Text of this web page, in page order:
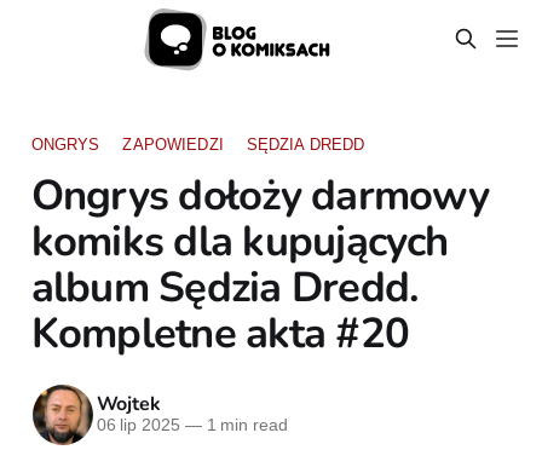
ONGRYS ZAPOWIEDZI SĘDZIA DREDD
Ongrys dołoży darmowy
komiks dla kupujących
album Sędzia Dredd.
Kompletne akta #20
Wojtek
06 lip 2025 —1 min read